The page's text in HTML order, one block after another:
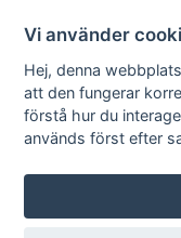
Vi använder
Hej, denna
att den fungerar
förstå hur du
används först efter